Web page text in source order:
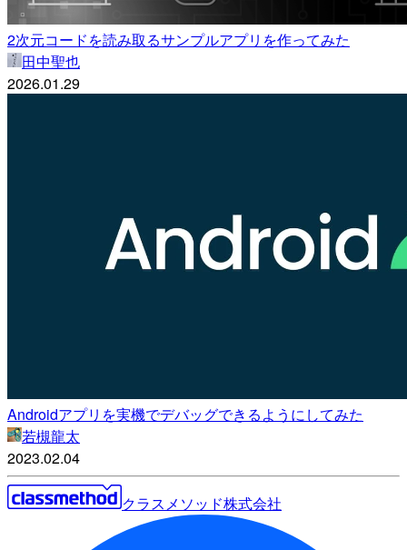
2次元コードを読み取るサンプルアプリを作ってみた
田中聖也
2026.01.29
Androidアプリを実機でデバッグできるようにしてみた
若槻龍太
2023.02.04
クラスメソッド株式会社